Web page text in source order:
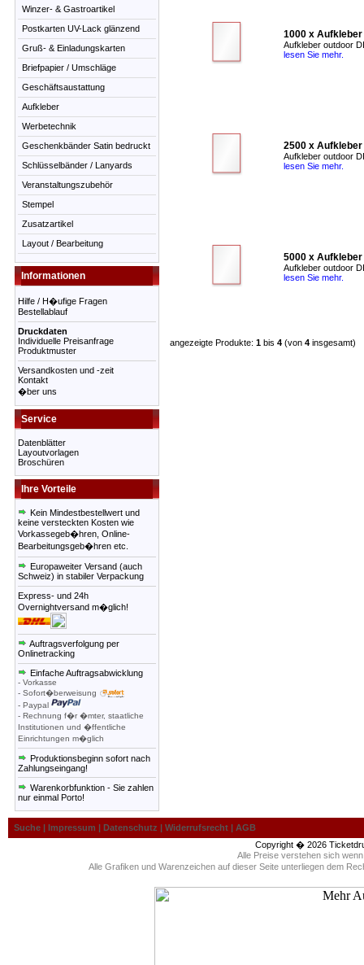
Winzer- & Gastroartikel
Postkarten UV-Lack glänzend
Gruß- & Einladungskarten
Briefpapier / Umschläge
Geschäftsaustattung
Aufkleber
Werbetechnik
Geschenkbänder Satin bedruckt
Schlüsselbänder / Lanyards
Veranstaltungszubehör
Stempel
Zusatzartikel
Layout / Bearbeitung
Informationen
Hilfe / H�ufige Fragen
Bestellablauf
Druckdaten
Individuelle Preisanfrage
Produktmuster
Versandkosten und -zeit
Kontakt
�ber uns
Service
Datenblätter
Layoutvorlagen
Broschüren
Ihre Vorteile
Kein Mindestbestellwert und
keine versteckten Kosten wie
Vorkassegeb�hren, Online-
Bearbeitungsgeb�hren etc.
Europaweiter Versand (auch
Schweiz) in stabiler Verpackung
Express- und 24h
Overnightversand m�glich!
Auftragsverfolgung per
Onlinetracking
Einfache Auftragsabwicklung
- Vorkasse
- Sofort�berweisung
- Paypal
- Rechnung f�r �mter, staatliche
Institutionen und �ffentliche
Einrichtungen m�glich
Produktionsbeginn sofort nach
Zahlungseingang!
Warenkorbfunktion - Sie zahlen
nur einmal Porto!
1000 x
Aufkleber outdoor
lesen Sie mehr.
2500 x
Aufkleber outdoor
lesen Sie mehr.
5000 x
Aufkleber outdoor
lesen Sie mehr.
angezeigte Produkte: 1 bis 4 (von 4 insgesamt)
Suche | Impressum | Datenschutz | Widerrufsrecht | AGB
Copyright � 2026
Alle Preise verstehen sich
Alle Grafiken und Warenzeichen auf dieser Seite unterliegen dem